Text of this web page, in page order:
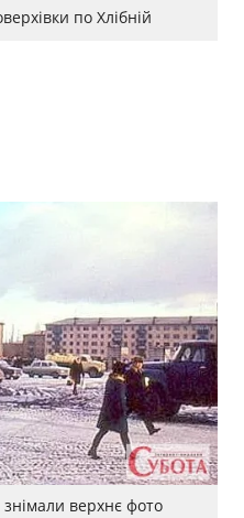
по Хлібній
знімали верхнє фото